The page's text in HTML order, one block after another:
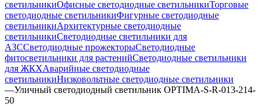
светильникиОфисные светодиодные светильникиТорговые
светодиодные светильникиФигурные светодиодные
светильникиАрхитектурные светодиодные
светильникиСветодиодные светильники для
АЗССветодиодные прожекторыСветодиодные
фитосветильники для растенийСветодиодные светильники
для ЖКХАварийные светодиодные
светильникиНизковольтные светодиодные светильники
—Уличный светодиодный светильник OPTIMA-S-R-013-214-
50